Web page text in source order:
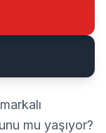
mu yaşıyor?